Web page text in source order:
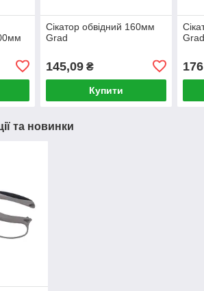
Сікатор обвідний 160мм
Grad
145,09₴
Купити
та новинки